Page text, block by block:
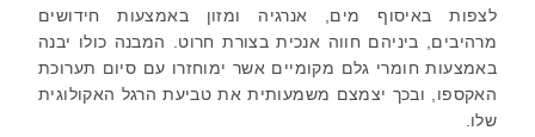
לצפות באיסוף מים, אנרגיה ומזון באמצעות חידושים
מרהיבים, ביניהם חווה אנכית בצורת חרוט. המבנה כולו יבנה
באמצעות חומרי גלם מקומיים אשר ימוחזרו עם סיום תערוכת
האקספו, ובכך יצמצם משמעותית את טביעת הרגל האקולוגית
שלו.